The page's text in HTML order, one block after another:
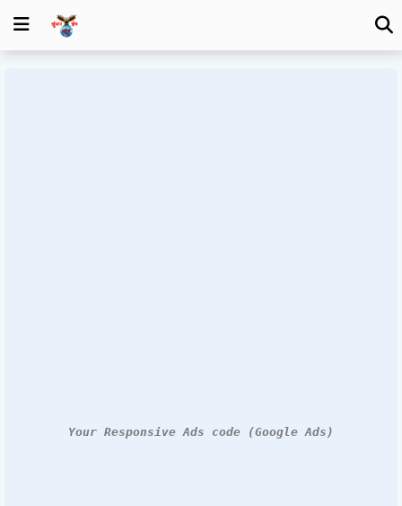
Your Responsive Ads code (Google Ads)